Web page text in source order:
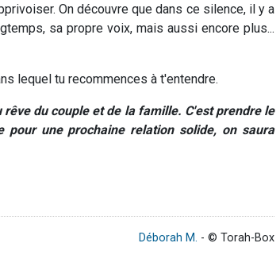
On découvre que dans ce silence, il y a
sa propre voix, mais aussi encore plus...
lequel tu recommences à t'entendre.
du couple et de la famille. C'est prendre le
une prochaine relation solide, on saura
Déborah M. - © Torah-Box